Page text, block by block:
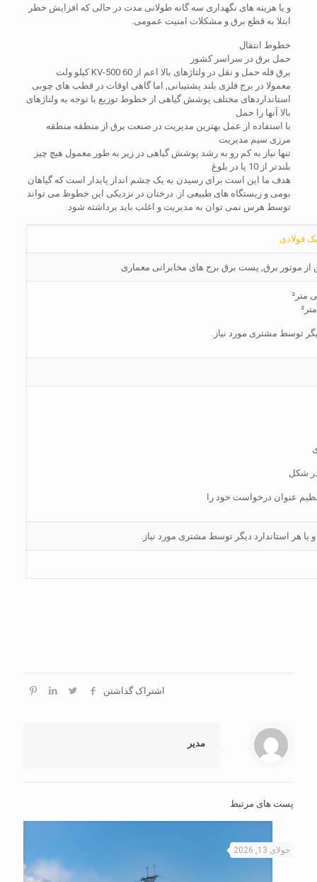
و یا هزینه های نگهداری سه گانه طولانی مدت در حالی که افزایش خطر
ابتلا به قطع برق و مشکلات امنیت عمومی.
خطوط انتقال
حمل برق در سراسر کشور
برق فله حمل و نقل در ولتاژهای بالا اعم از 60 KV-500 کیلو ولت
معمولا در برج فلزی بلند پشتیبانی, اما گاهی اوقات در قطب های چوبی
استانداردهای مختلف پوشش گیاهی از خطوط توزیع با توجه به ولتاژهای
بالا آنها را حمل
با استفاده از عمل بهترین مدیریت در صنعت برق از منطقه منطقه
مرزی سیم مدیریت
تنها نیاز به کم رو به رشد پوشش گیاهی در زیر به طور معمول هیچ چیز
بلندتر از 10 پا در بلوغ
هدف ما این است برای رسیدن به یک چشم انداز پایدار است که گیاهان
بومی و زیستگاه های طبیعی از. درختان در نزدیکی این خطوط می تواند
توسط هرس نمی توان به مدیریت و اغلب باید برداشته شود.
فولادی
از موتور برق, پست برق برج های مخابراتی معماری
شکل
عنوان درخواست خود را
اشتراک گذاشتن
مدیر
پست های مرتبط
جولای 13, 2026